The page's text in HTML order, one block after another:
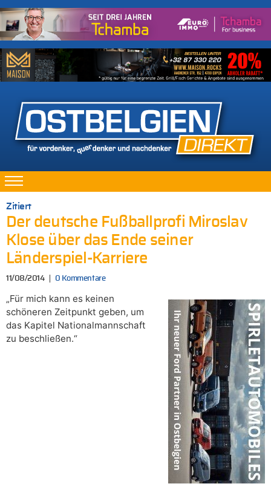
Zitiert
Der deutsche Fußballprofi Miroslav
Klose über das Ende seiner
Länderspiel-Karriere
11/08/2014 0 Kommentare
„Für mich kann es keinen
schöneren Zeitpunkt geben, um
das Kapitel Nationalmannschaft
zu beschließen.“